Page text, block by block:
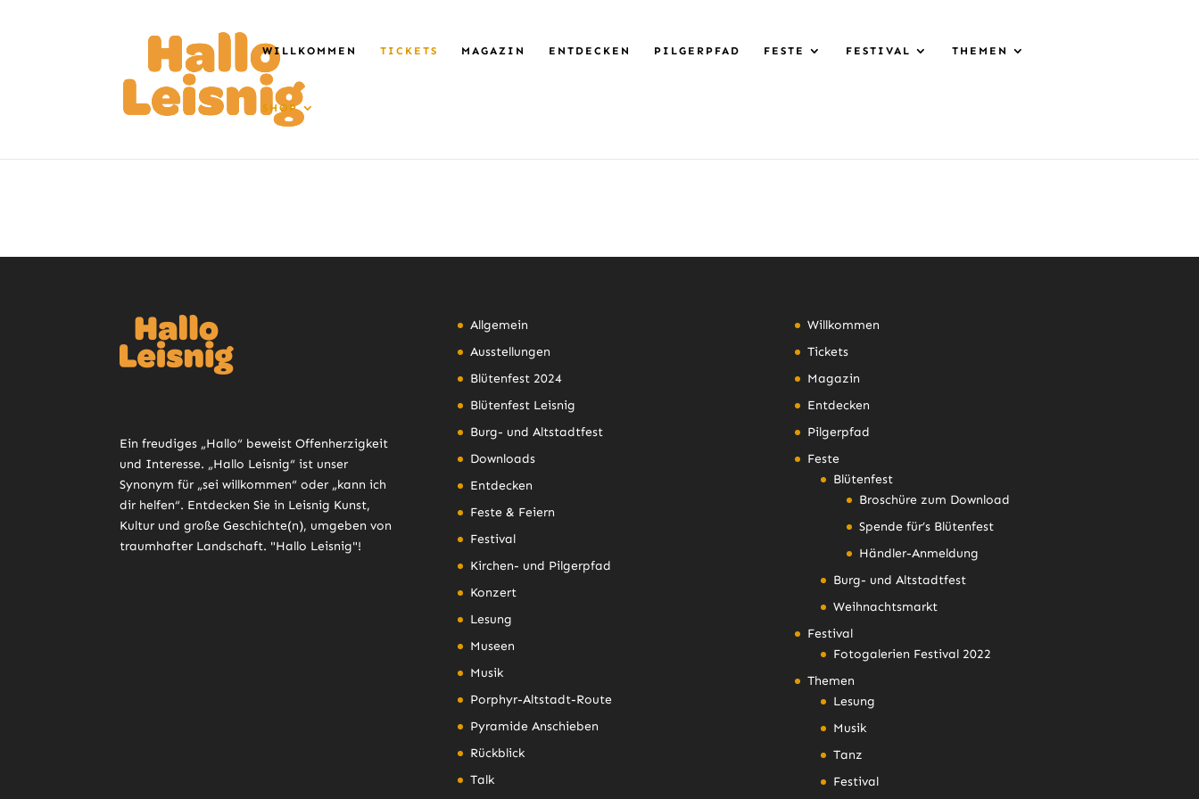
WILLKOMMEN TICKETS MAGAZIN ENTDECKEN PILGERPFAD FESTE FESTIVAL THEMEN
SHOP
Ein freudiges „Hallo“ beweist Offenherzigkeit
und Interesse. „Hallo Leisnig“ ist unser
Synonym für „sei willkommen“ oder „kann ich
dir helfen“. Entdecken Sie in Leisnig Kunst,
Kultur und große Geschichte(n), umgeben von
traumhafter Landschaft. "Hallo Leisnig"!
Allgemein
Ausstellungen
Blütenfest 2024
Blütenfest Leisnig
Burg- und Altstadtfest
Downloads
Entdecken
Feste & Feiern
Festival
Kirchen- und Pilgerpfad
Konzert
Lesung
Museen
Musik
Porphyr-Altstadt-Route
Pyramide Anschieben
Rückblick
Talk
Willkommen
Tickets
Magazin
Entdecken
Pilgerpfad
Feste
Blütenfest
Broschüre zum Download
Spende für’s Blütenfest
Händler-Anmeldung
Burg- und Altstadtfest
Weihnachtsmarkt
Festival
Fotogalerien Festival 2022
Themen
Lesung
Musik
Tanz
Festival